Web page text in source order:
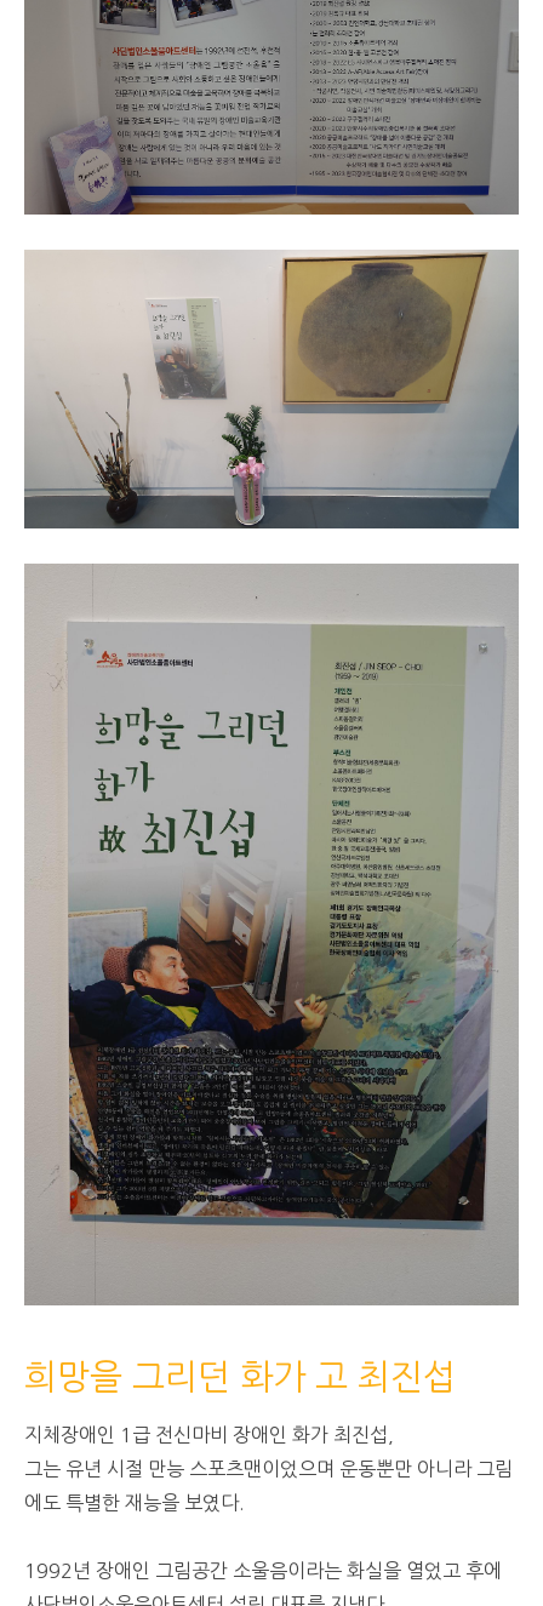
희망을 그리던 화가 고 최진섭
지체장애인 1급 전신마비 장애인 화가 최진섭,
그는 유년 시절 만능 스포츠맨이었으며 운동뿐만 아니라 그림
에도 특별한 재능을 보였다.
1992년 장애인 그림공간 소울음이라는 화실을 열었고 후에